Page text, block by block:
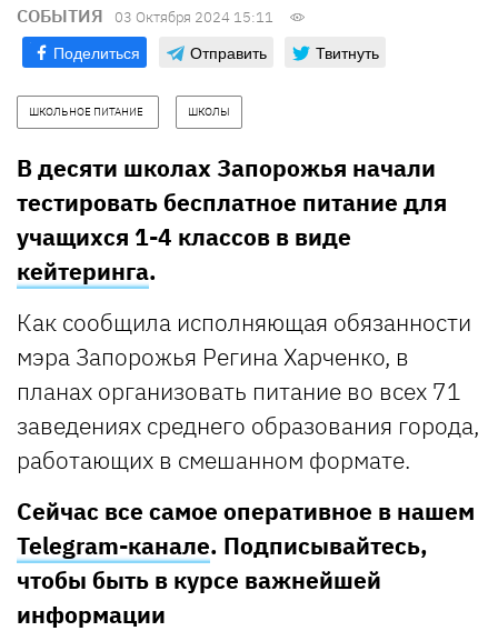
СОБЫТИЯ 03 Октября 2024 15:11
Поделиться Отправить Твитнуть
ШКОЛЬНОЕ ПИТАНИЕ ШКОЛЫ
В десяти школах Запорожья начали
тестировать бесплатное питание для
учащихся 1-4 классов в виде
кейтеринга.
Как сообщила исполняющая обязанности
мэра Запорожья Регина Харченко, в
планах организовать питание во всех 71
заведениях среднего образования города,
работающих в смешанном формате.
Сейчас все самое оперативное в нашем
Telegram-канале. Подписывайтесь,
чтобы быть в курсе важнейшей
информации